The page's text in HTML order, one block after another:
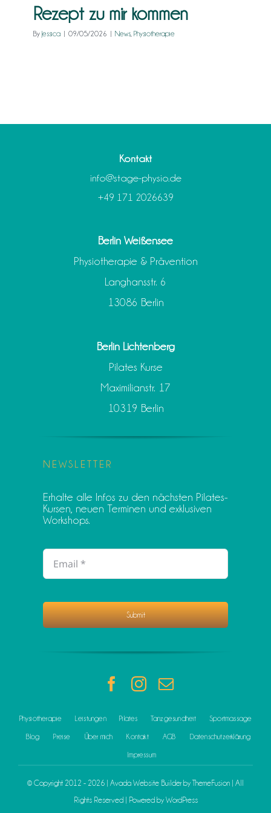
Kontakt
Rezept zu mir kommen
By Jessica | 09/05/2026 | News Physiotherapie
Kontakt
info@stage-physio.de
+49 171 2026639
Berlin Weißensee
Physiotherapie & Prävention
Langhansstr. 6
13086 Berlin
Berlin Lichtenberg
Pilates Kurse
Maximilianstr. 17
10319 Berlin
NEWSLETTER
Erhalte alle Infos zu den nächsten Pilates-
Kursen, neuen Terminen und exklusiven
Workshops.
Submit
Physiotherapie Leistungen Pilates Tanzgesundheit Sportmassage
Blog Preise Über mich Kontakt AGB Datenschutzerklärung
Impressum
© Copyright 2012 - 2026 | Avada Website Builder byThemeFusion | All
Rights Reserved | Powered by WordPress